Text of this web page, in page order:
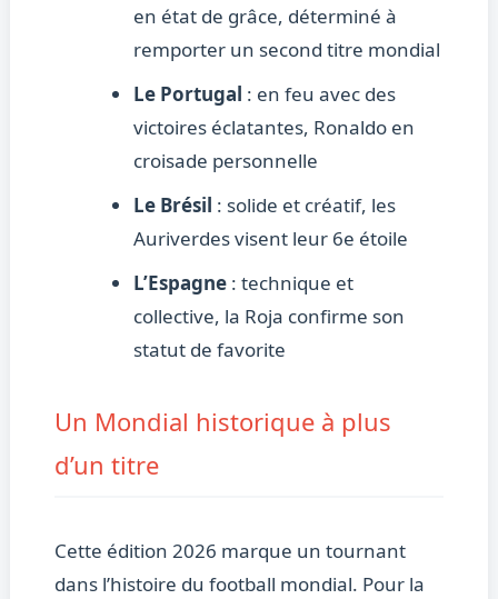
en état de grâce, déterminé à
remporter un second titre mondial
Le Portugal : en feu avec des
victoires éclatantes, Ronaldo en
croisade personnelle
Le Brésil : solide et créatif, les
Auriverdes visent leur 6e étoile
L’Espagne: technique et
collective, la Roja confirme son
statut de favorite
Un Mondial historique à plus
d’un titre
Cette édition 2026 marque un tournant
dans l’histoire du football mondial. Pour la